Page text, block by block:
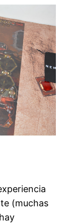
(muchas